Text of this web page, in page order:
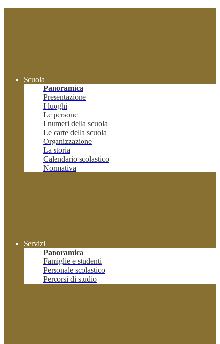
Scuola
Panoramica
Presentazione
I luoghi
Le persone
I numeri della scuola
Le carte della scuola
Organizzazione
La storia
Calendario scolastico
Normativa
Servizi
Panoramica
Famiglie e studenti
Personale scolastico
Percorsi di studio